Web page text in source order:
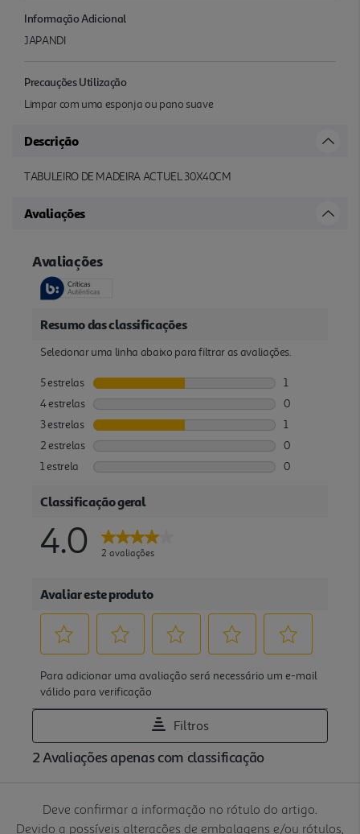
Informação Adicional
JAPANDI
Precauções Utilização
Limpar com uma esponja ou pano suave
Descrição
TABULEIRO DE MADEIRA ACTUEL 30X40CM
Avaliações
Deve confirmar a informação no rótulo do artigo.
Devido a possíveis alterações de embalagens e/ou rótulos,